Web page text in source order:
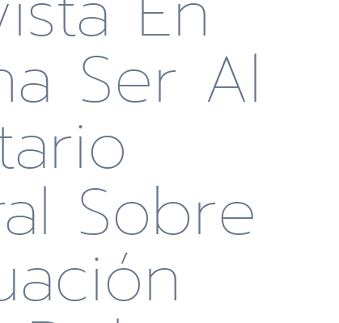
Ser Al
Sobre